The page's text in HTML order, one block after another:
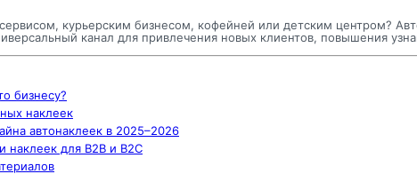
курьерским бизнесом, кофейней или детским центром?
канал для привлечения новых клиентов, повышения
бизнесу?
наклеек
автонаклеек в 2025–2026
наклеек для B2B и B2C
заявку